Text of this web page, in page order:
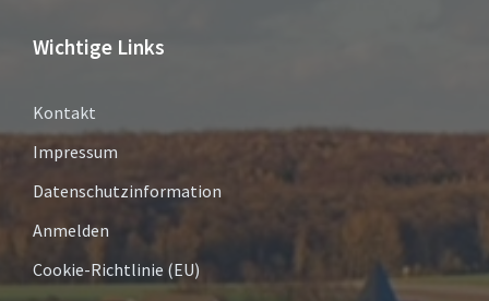
Wichtige Links
Kontakt
Impressum
Datenschutzinformation
Anmelden
Cookie-Richtlinie (EU)